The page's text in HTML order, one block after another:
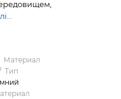
Материал
Тип